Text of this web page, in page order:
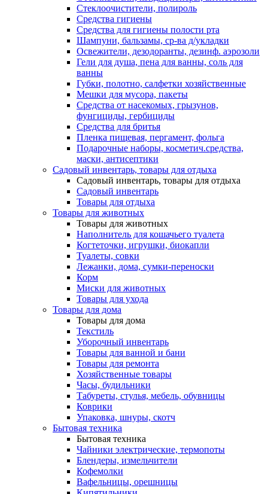
Стеклоочистители, полироль
Средства гигиены
Средства для гигиены полости рта
Шампуни, бальзамы, ср-ва д/укладки
Освежители, дезодоранты, дезинф. аэрозоли
Гели для душа, пена для ванны, соль для
ванны
Губки, полотно, салфетки хозяйственные
Мешки для мусора, пакеты
Средства от насекомых, грызунов,
фунгициды, гербициды
Средства для бритья
Пленка пищевая, пергамент, фольга
Подарочные наборы, косметич.средства,
маски, антисептики
Садовый инвентарь, товары для отдыха
Садовый инвентарь, товары для отдыха
Садовый инвентарь
Товары для отдыха
Товары для животных
Товары для животных
Наполнитель для кошачьего туалета
Когтеточки, игрушки, биокапли
Туалеты, совки
Лежанки, дома, сумки-переноски
Корм
Миски для животных
Товары для ухода
Товары для дома
Товары для дома
Текстиль
Уборочный инвентарь
Товары для ванной и бани
Товары для ремонта
Хозяйственные товары
Часы, будильники
Табуреты, стулья, мебель, обувницы
Коврики
Упаковка, шнуры, скотч
Бытовая техника
Бытовая техника
Чайники электрические, термопоты
Блендеры, измельчители
Кофемолки
Вафельницы, орешницы